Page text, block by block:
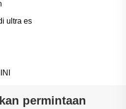
ultra es
permintaan